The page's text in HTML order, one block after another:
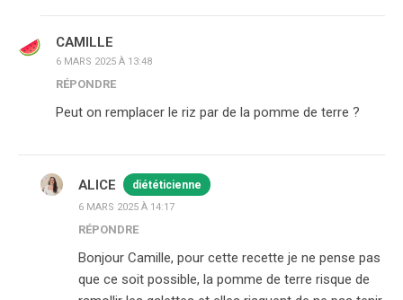
CAMILLE
6 MARS 2025 À 13:48
RÉPONDRE
Peut on remplacer le riz par de la pomme de terre ?
ALICE diététicienne
6 MARS 2025 À 14:17
RÉPONDRE
Bonjour Camille, pour cette recette je ne pense pas
que ce soit possible, la pomme de terre risque de